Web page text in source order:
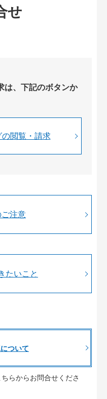
せ
は、下記のボタンか
閲覧・請求
注意
たいこと
ついて
らからお問合せくださ